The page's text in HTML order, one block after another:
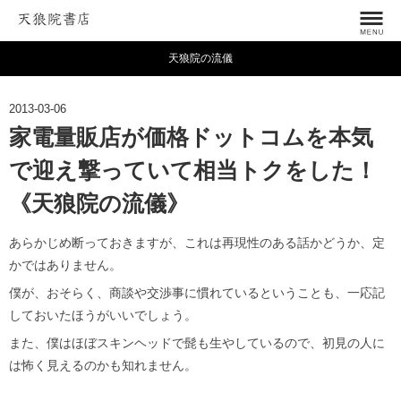
天狼院の流儀
2013-03-06
家電量販店が価格ドットコムを本気
で迎え撃っていて相当トクをした！
《天狼院の流儀》
あらかじめ断っておきますが、これは再現性のある話かどうか、定
かではありません。
僕が、おそらく、商談や交渉事に慣れているということも、一応記
しておいたほうがいいでしょう。
また、僕はほぼスキンヘッドで髭も生やしているので、初見の人に
は怖く見えるのかも知れません。